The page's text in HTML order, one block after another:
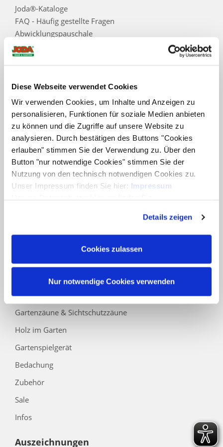
Diese Webseite verwendet Cookies
Wir verwenden Cookies, um Inhalte und Anzeigen zu
personalisieren, Funktionen für soziale Medien anbieten
zu können und die Zugriffe auf unsere Website zu
analysieren. Durch bestätigen des Buttons "Cookies
erlauben" stimmen Sie der Verwendung zu. Über den
Button "nur notwendige Cookies" stimmen Sie der
Nutzung von den technisch notwendigen Cookies zu.
Unser Impressum finden Sie hier: Impressum
Details zeigen
Cookies zulassen
Nur notwendige Cookies verwenden
Joda®-Kataloge
FAQ - Häufig gestellte Fragen
Abwicklungspauschale
Warenkorb
Konto
Informationen
Zahlungsarten
Impressum
AGB
Datenschutz
Datenschutzinformation für Interessenten, Kunden
und Lieferanten
Widerrufsbelehrung
Barrierefreiheitserklärung
Gartenhäuser
Gartenzäune & Sichtschutzzäune
Holz im Garten
Gartenspielgerät
Bedachung
Zubehör
Sale
Infos
Auszeichnungen